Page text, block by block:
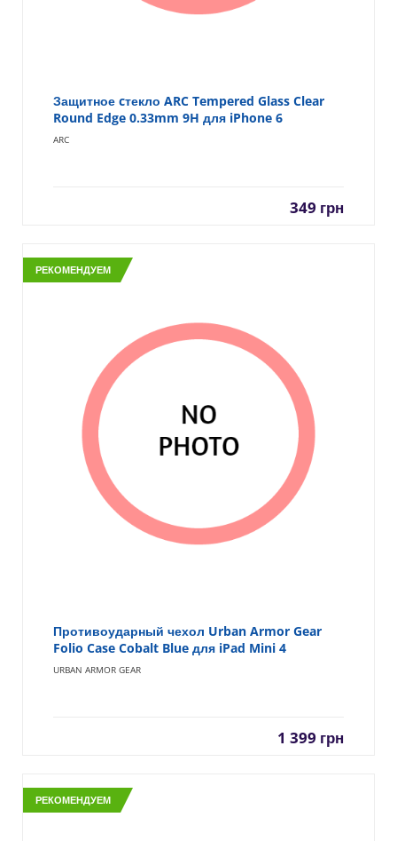
Защитное cтекло ARC Tempered Glass Clear
Round Edge 0.33mm 9H для iPhone 6
ARC
349 грн
РЕКОМЕНДУЕМ
Противоударный чехол Urban Armor Gear
Folio Case Cobalt Blue для iPad Mini 4
URBAN ARMOR GEAR
1 399 грн
РЕКОМЕНДУЕМ